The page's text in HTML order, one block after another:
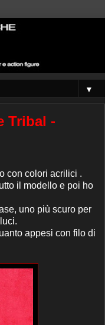
▼
Tribal -
con colori acrilici .
il modello e poi ho
uno più scuro per
appesi con filo di